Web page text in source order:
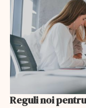
Reguli noi